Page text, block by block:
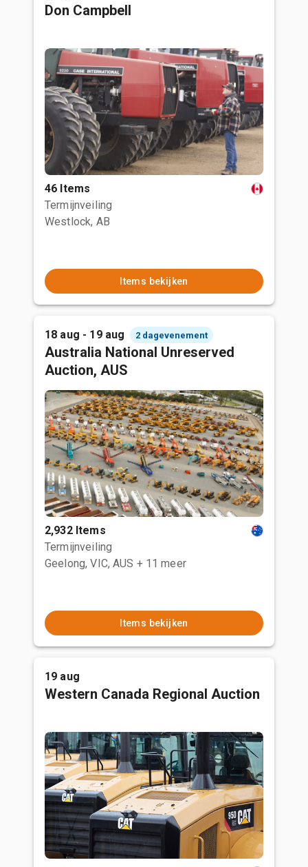
Don Campbell
46 Items
Termijnveiling
Westlock, AB
Items bekijken
18 aug - 19 aug 2 dagevenement
Australia National Unreserved
Auction, AUS
2,932 Items
Termijnveiling
Geelong, VIC, AUS + 11 meer
Items bekijken
19 aug
Western Canada Regional Auction